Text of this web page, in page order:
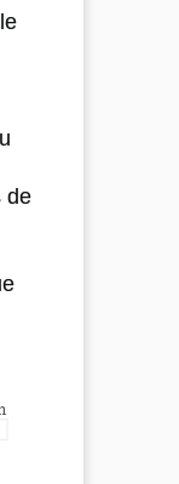
de